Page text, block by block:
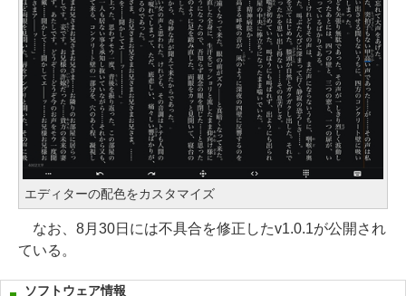
エディターの配色をカスタマイズ
なお、8月30日には不具合を修正したv1.0.1が公開され
ている。
ソフトウェア情報